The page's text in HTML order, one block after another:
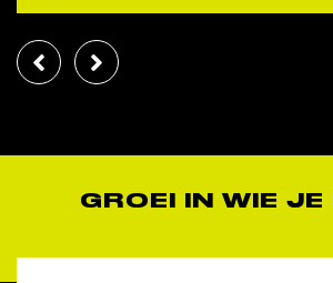
GROEI IN WIE JE